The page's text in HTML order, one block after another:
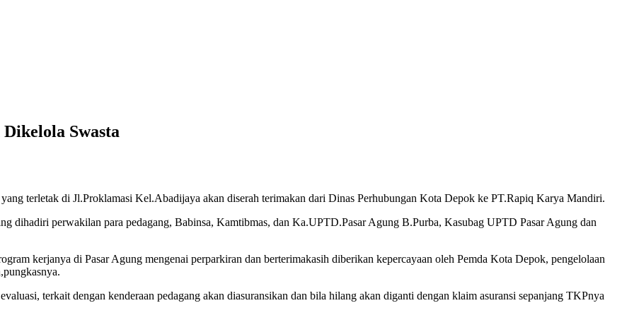
Swasta
terletak di Jl.Proklamasi Kel.Abadijaya akan diserah terimakan dari Dinas Perhubungan Kota Depok ke PT.Rapiq Karya Mandiri.
dihadiri perwakilan para pedagang, Babinsa, Kamtibmas, dan Ka.UPTD.Pasar Agung B.Purba, Kasubag UPTD Pasar Agung dan
kerjanya di Pasar Agung mengenai perparkiran dan berterimakasih diberikan kepercayaan oleh Pemda Kota Depok, pengelolaan
terkait dengan kenderaan pedagang akan diasuransikan dan bila hilang akan diganti dengan klaim asuransi sepanjang TKPnya